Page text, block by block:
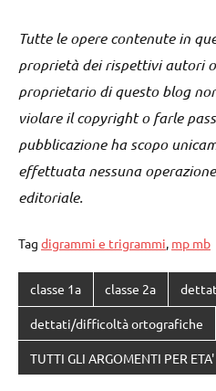
Tutte le opere contenute in
proprietà dei rispettivi autori
proprietario di questo blog
violare il copyright o farle
pubblicazione ha scopo
effettuata nessuna
editoriale.
Tag digrammi e trigrammi, mp mb
classe 1a classe 2a
dettati/difficoltà ortografiche
TUTTI GLI ARGOMENTI PER ETA'